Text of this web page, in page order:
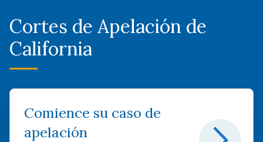
Cortes de Apelación de
California
Comience su caso de
apelación